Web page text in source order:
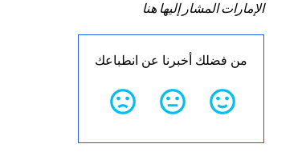
الإمارات المشار إليها هنا
من فضلك أخبرنا عن انطباعك